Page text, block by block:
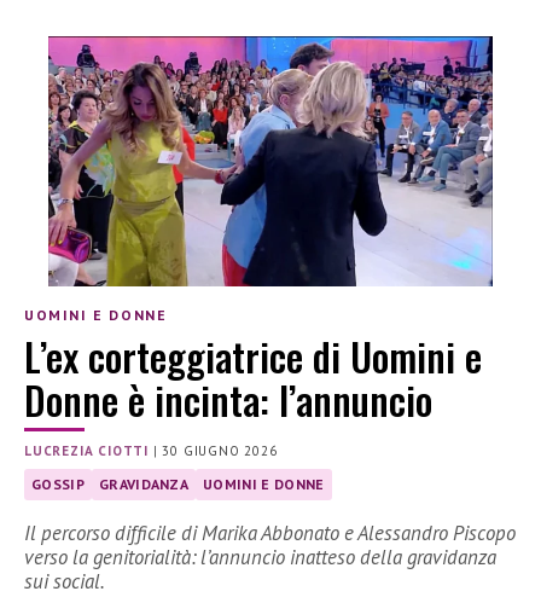
UOMINI E DONNE
L’ex corteggiatrice di Uomini e
Donne è incinta: l’annuncio
LUCREZIA CIOTTI |30 GIUGNO 2026
GOSSIP GRAVIDANZA UOMINI E DONNE
Il percorso difficile di Marika Abbonato e Alessandro Piscopo
verso la genitorialità: l’annuncio inatteso della gravidanza
sui social.